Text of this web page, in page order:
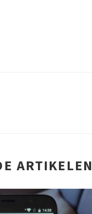
ARTIKELEN